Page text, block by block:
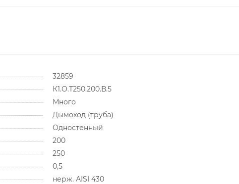
32859
К1.О.Т250.200.В.5
Много
Дымоход (труба)
Одностенный
200
250
0,5
нерж. AISI 430